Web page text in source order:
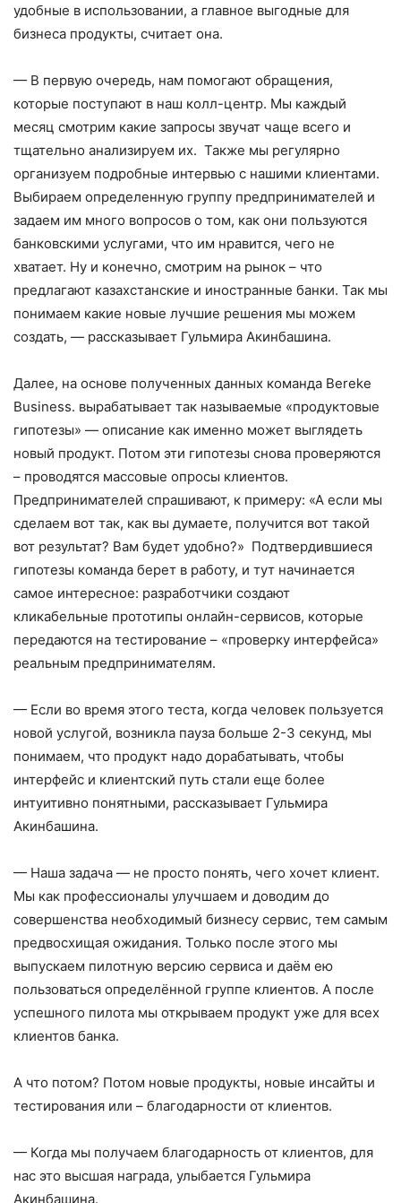
удобные в использовании, а главное выгодные для
бизнеса продукты, считает она.
— В первую очередь, нам помогают обращения,
которые поступают в наш колл-центр. Мы каждый
месяц смотрим какие запросы звучат чаще всего и
тщательно анализируем их. Также мы регулярно
организуем подробные интервью с нашими клиентами.
Выбираем определенную группу предпринимателей и
задаем им много вопросов о том, как они пользуются
банковскими услугами, что им нравится, чего не
хватает. Ну и конечно, смотрим на рынок – что
предлагают казахстанские и иностранные банки. Так мы
понимаем какие новые лучшие решения мы можем
создать, — рассказывает Гульмира Акинбашина.
Далее, на основе полученных данных команда Bereke
Business. вырабатывает так называемые «продуктовые
гипотезы» — описание как именно может выглядеть
новый продукт. Потом эти гипотезы снова проверяются
– проводятся массовые опросы клиентов.
Предпринимателей спрашивают, к примеру: «А если мы
сделаем вот так, как вы думаете, получится вот такой
вот результат? Вам будет удобно?» Подтвердившиеся
гипотезы команда берет в работу, и тут начинается
самое интересное: разработчики создают
кликабельные прототипы онлайн-сервисов, которые
передаются на тестирование – «проверку интерфейса»
реальным предпринимателям.
— Если во время этого теста, когда человек пользуется
новой услугой, возникла пауза больше 2-3 секунд, мы
понимаем, что продукт надо дорабатывать, чтобы
интерфейс и клиентский путь стали еще более
интуитивно понятными, рассказывает Гульмира
Акинбашина.
— Наша задача — не просто понять, чего хочет клиент.
Мы как профессионалы улучшаем и доводим до
совершенства необходимый бизнесу сервис, тем самым
предвосхищая ожидания. Только после этого мы
выпускаем пилотную версию сервиса и даём ею
пользоваться определённой группе клиентов. А после
успешного пилота мы открываем продукт уже для всех
клиентов банка.
А что потом? Потом новые продукты, новые инсайты и
тестирования или – благодарности от клиентов.
— Когда мы получаем благодарность от клиентов, для
нас это высшая награда, улыбается Гульмира
Акинбашина.